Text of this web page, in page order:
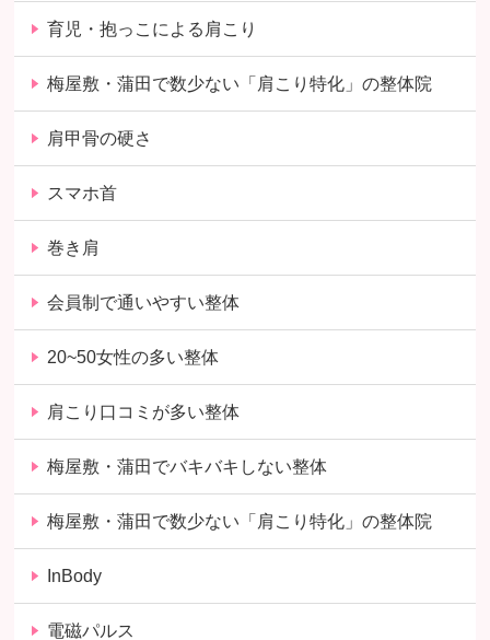
育児・抱っこによる肩こり
梅屋敷・蒲田で数少ない「肩こり特化」の整体院
肩甲骨の硬さ
スマホ首
巻き肩
会員制で通いやすい整体
20~50女性の多い整体
肩こり口コミが多い整体
梅屋敷・蒲田でバキバキしない整体
梅屋敷・蒲田で数少ない「肩こり特化」の整体院
InBody
電磁パルス